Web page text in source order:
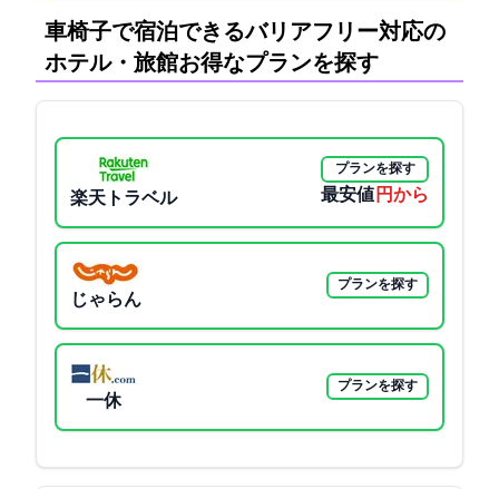
車椅子で宿泊できるバリアフリー対応の
ホテル・旅館:お得なプランを探す
楽天トラベル
プランを探す
最安値 7700円から
じゃらん
プランを探す
一休
プランを探す